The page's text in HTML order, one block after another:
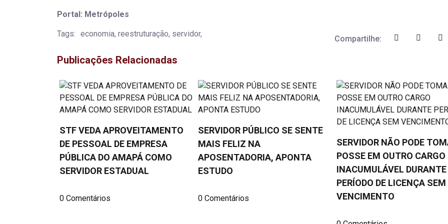
Portal: Metrópoles
Tags: economia, reestruturação, servidor,
Compartilhe:
Publicações Relacionadas
STF VEDA APROVEITAMENTO
DE PESSOAL DE EMPRESA
PÚBLICA DO AMAPÁ COMO
SERVIDOR ESTADUAL
0 Comentários
SERVIDOR PÚBLICO SE SENTE
MAIS FELIZ NA
APOSENTADORIA, APONTA
ESTUDO
0 Comentários
SERVIDOR NÃO PODE
POSSE EM OUTRO CARGO
INACUMULÁVEL DURANTE
PERÍODO DE LICENÇA SEM
VENCIMENTO